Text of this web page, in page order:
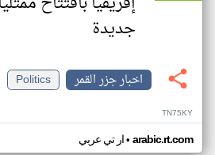
جديدة
اخبار جزر القمر
Politics
TN75KY
ار تي عربي• arabic.rt.com